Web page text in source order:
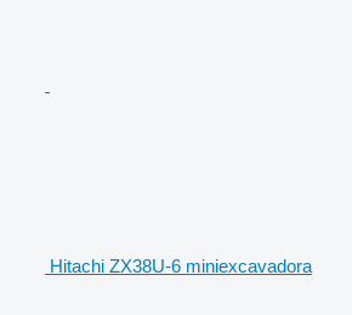
Hitachi ZX38U-6 miniexcavadora